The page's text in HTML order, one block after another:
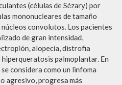
(células de Sézary) por
mononucleares de tamaño
convolutos. Los pacientes
de gran intensidad,
alopecia, distrofia
palmoplantar. En
considera como un linfoma
agresivo, progresa más